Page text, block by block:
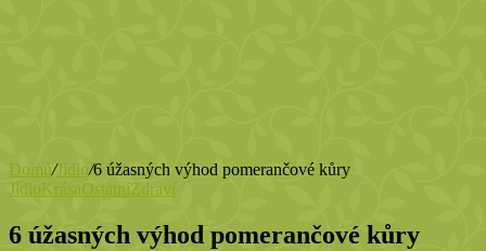
Domů/Jídlo/6 úžasných výhod pomerančové kůry
JídloKrásaOstatníZdraví
6 úžasných výhod pomerančové kůry